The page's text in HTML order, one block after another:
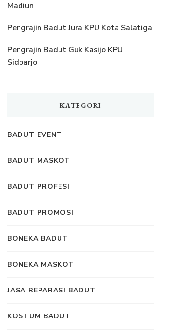
Madiun
Pengrajin Badut Jura KPU Kota Salatiga
Pengrajin Badut Guk Kasijo KPU
Sidoarjo
KATEGORI
BADUT EVENT
BADUT MASKOT
BADUT PROFESI
BADUT PROMOSI
BONEKA BADUT
BONEKA MASKOT
JASA REPARASI BADUT
KOSTUM BADUT